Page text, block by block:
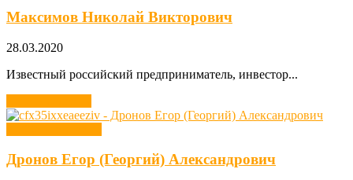
Максимов Николай Викторович
28.03.2020
Известный российский предприниматель, инвестор...
Дронов Егор (Георгий) Александрович